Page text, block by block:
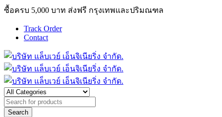
ซื้อครบ 5,000 บาท ส่งฟรี กรุงเทพและปริมณฑล
Track Order
Contact